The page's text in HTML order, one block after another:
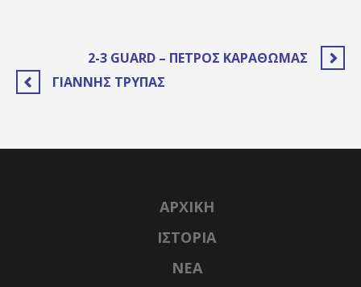
2-3 GUARD – ΠΕΤΡΟΣ ΚΑΡΑΘΩΜΑΣ
ΓΙΑΝΝΗΣ ΤΡΥΠΑΣ
ΑΡΧΙΚΉ
ΙΣΤΟΡΊΑ
NΈΑ